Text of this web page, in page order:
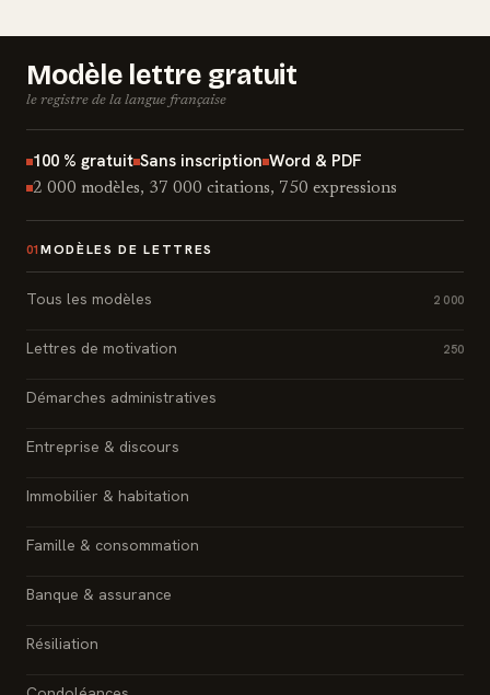
Modèle lettre gratuit
le registre de la langue française
100 % gratuit Sans inscription Word & PDF
2 000 modèles, 37 000 citations, 750 expressions
01 MODÈLES DE LETTRES
Tous les modèles 2 000
Lettres de motivation 250
Démarches administratives
Entreprise & discours
Immobilier & habitation
Famille & consommation
Banque & assurance
Résiliation